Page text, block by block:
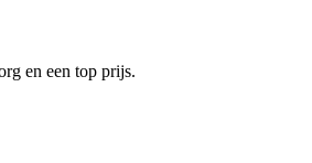
en een top prijs.